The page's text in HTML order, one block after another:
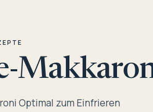
Optimal zum Einfrieren